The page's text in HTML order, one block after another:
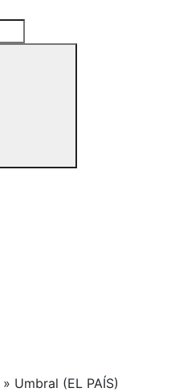
» Umbral (EL PAÍS)